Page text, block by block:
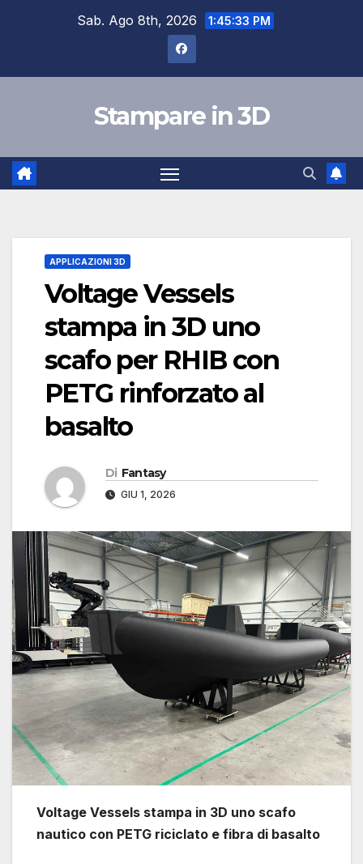
Sab. Ago 8th, 2026 1:45:35 PM
Stampare in 3D
APPLICAZIONI 3D
Voltage Vessels
stampa in 3D uno
scafo per RHIB con
PETG rinforzato al
basalto
Di Fantasy
GIU 1, 2026
Voltage Vessels stampa in 3D uno scafo
nautico con PETG riciclato e fibra di basalto